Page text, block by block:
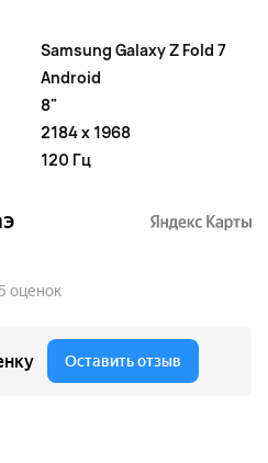
Samsung Galaxy Z Fold 7
Android
8"
2184 x 1968
120 Гц